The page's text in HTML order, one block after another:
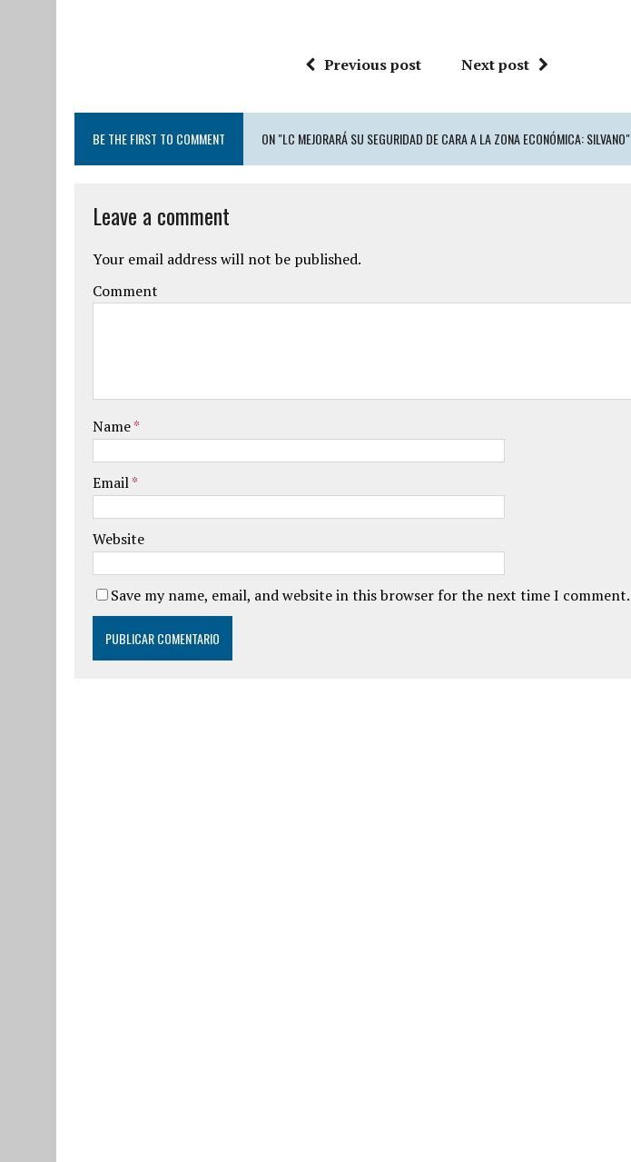
Previous post Next post
BE THE FIRST TO COMMENT ON "LC MEJORARÁ SU SEGURIDAD DE CARA A LA ZONA ECONÓMICA: SILVANO"
Leave a comment
Your email address will not be published.
Comment
Name*
Email*
Website
Save my name, email, and website in this browser for the next time I comment.